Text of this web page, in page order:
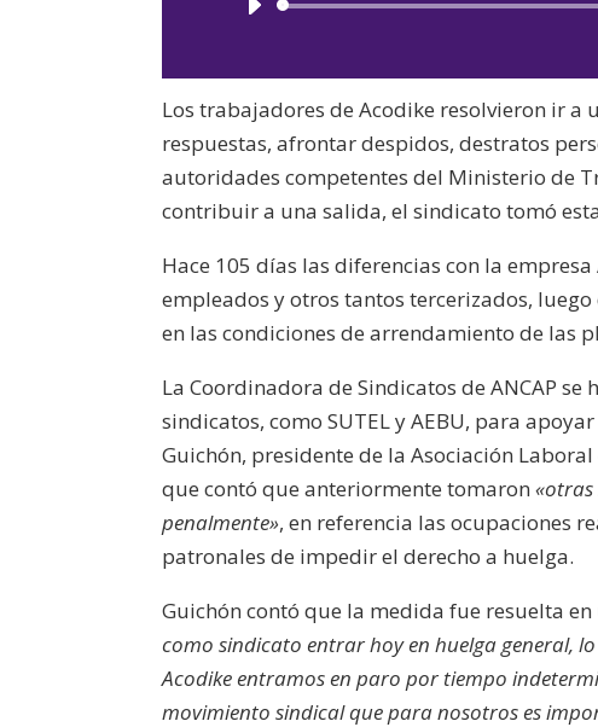
Los trabajadores de Acodike resolvieron ir a
respuestas, afrontar despidos, destratos
autoridades competentes del Ministerio de
contribuir a una salida, el sindicato tomó
Hace 105 días las diferencias con la
empleados y otros tantos tercerizados,
en las condiciones de arrendamiento de las
La Coordinadora de Sindicatos de ANCAP
sindicatos, como SUTEL y AEBU, para
Guichón, presidente de la Asociación
que contó que anteriormente tomaron
penalmente», en referencia las ocupaciones
patronales de impedir el derecho a huelga.
Guichón contó que la medida fue resuelta
como sindicato entrar hoy en huelga general,
Acodike entramos en paro por tiempo
movimiento sindical que para nosotros es